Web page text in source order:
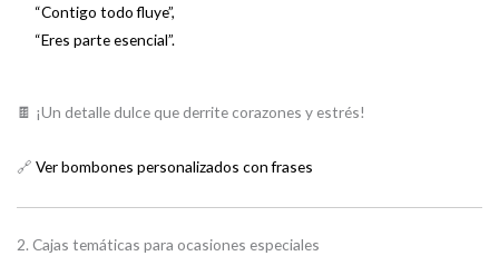
“Contigo todo fluye”,
“Eres parte esencial”.
🍫 ¡Un detalle dulce que derrite corazones y estrés!
🔗 Ver bombones personalizados con frases
2. Cajas temáticas para ocasiones especiales